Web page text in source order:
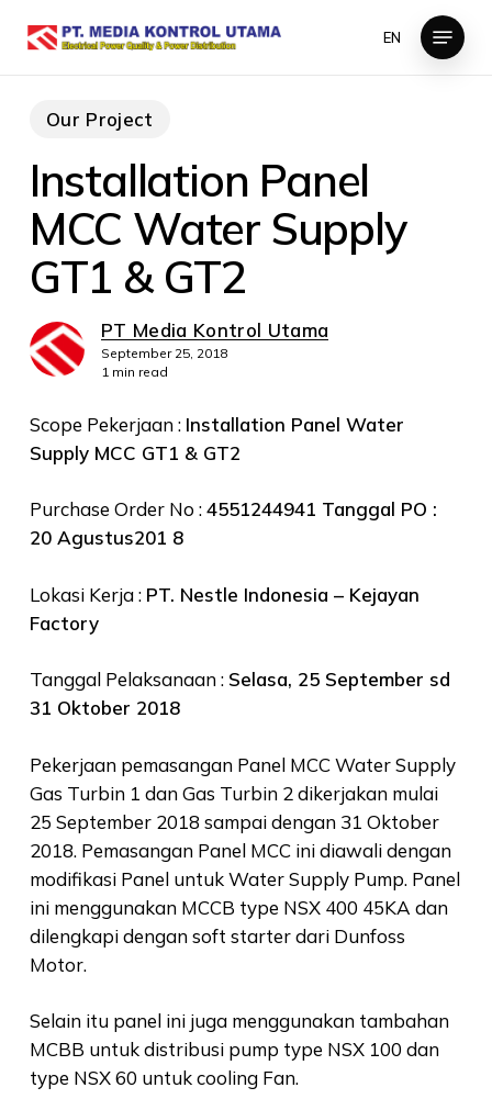
EN
Menu
Our Project
Installation Panel
MCC Water Supply
GT1 & GT2
PT Media Kontrol Utama
September 25, 2018
1 min read
Scope Pekerjaan : Installation Panel Water
Supply MCC GT1 & GT2
Purchase Order No :4551244941 Tanggal PO :
20 Agustus201 8
Lokasi Kerja : PT. Nestle Indonesia – Kejayan
Factory
Tanggal Pelaksanaan : Selasa, 25 September sd
31 Oktober 2018
Pekerjaan pemasangan Panel MCC Water Supply
Gas Turbin 1 dan Gas Turbin 2 dikerjakan mulai
25 September 2018 sampai dengan 31 Oktober
2018. Pemasangan Panel MCC ini diawali dengan
modifikasi Panel untuk Water Supply Pump. Panel
ini menggunakan MCCB type NSX 400 45KA dan
dilengkapi dengan soft starter dari Dunfoss
Motor.
Selain itu panel ini juga menggunakan tambahan
MCBB untuk distribusi pump type NSX 100 dan
type NSX 60 untuk cooling Fan.